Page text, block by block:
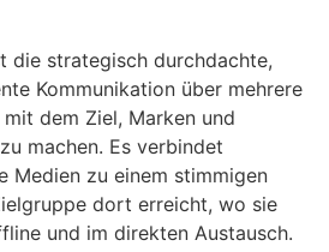
die strategisch durchdachte,
Kommunikation über mehrere
dem Ziel, Marken und
machen. Es verbindet
Medien zu einem stimmigen
dort erreicht, wo sie
und im direkten Austausch.